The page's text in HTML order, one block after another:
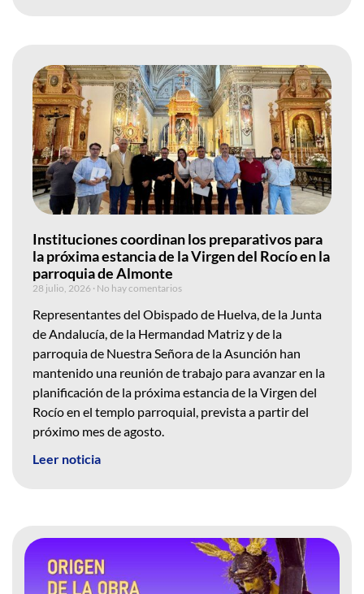
Instituciones coordinan los preparativos para
la próxima estancia de la Virgen del Rocío en la
parroquia de Almonte
28 julio, 2026 No hay comentarios
Representantes del Obispado de Huelva, de la Junta
de Andalucía, de la Hermandad Matriz y de la
parroquia de Nuestra Señora de la Asunción han
mantenido una reunión de trabajo para avanzar en la
planificación de la próxima estancia de la Virgen del
Rocío en el templo parroquial, prevista a partir del
próximo mes de agosto.
Leer noticia